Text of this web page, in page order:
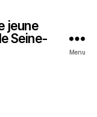
jeune
Seine-
Menu